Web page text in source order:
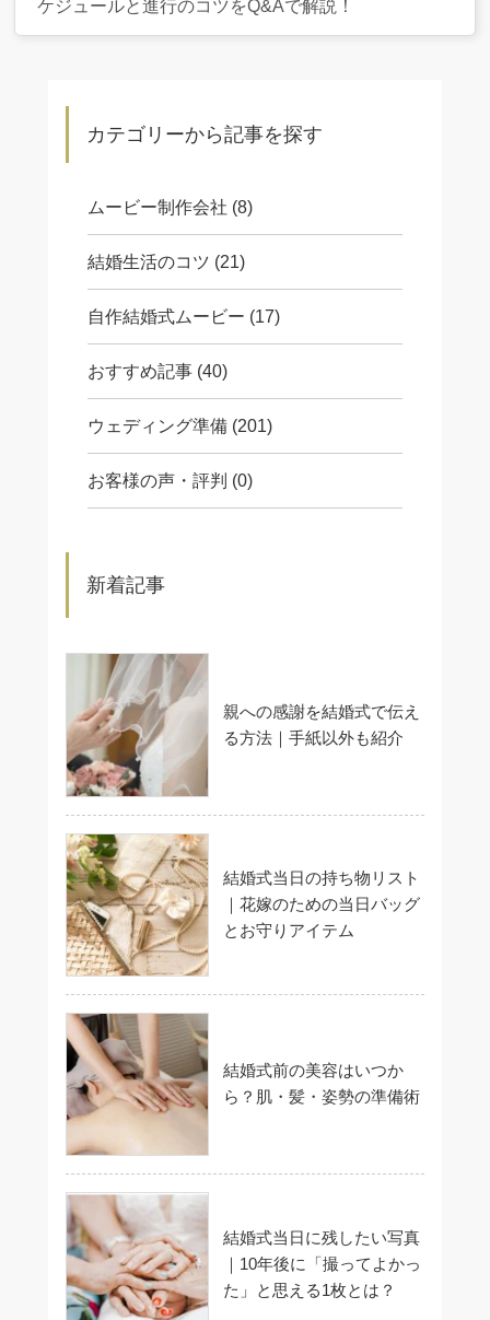
ケジュールと進行のコツをQ&Aで解説！
カテゴリーから記事を探す
ムービー制作会社 (8)
結婚生活のコツ (21)
自作結婚式ムービー (17)
おすすめ記事 (40)
ウェディング準備 (201)
お客様の声・評判 (0)
新着記事
親への感謝を結婚式で伝え
る方法｜手紙以外も紹介
結婚式当日の持ち物リスト
｜花嫁のための当日バッグ
とお守りアイテム
結婚式前の美容はいつか
ら？肌・髪・姿勢の準備術
結婚式当日に残したい写真
｜10年後に「撮ってよかっ
た」と思える1枚とは？